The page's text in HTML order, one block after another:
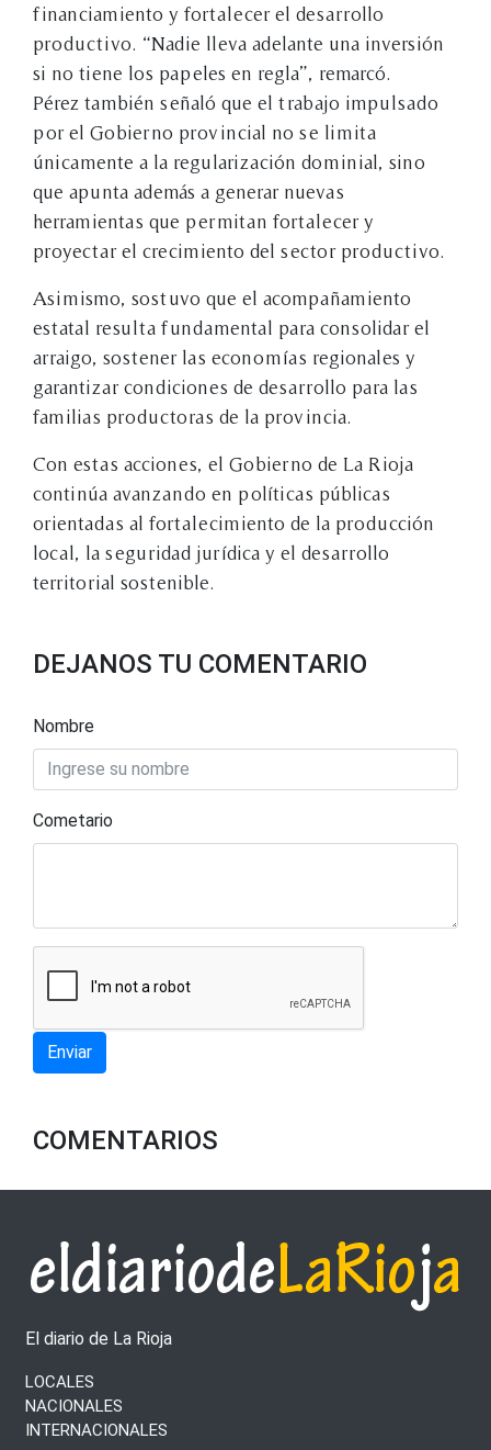
financiamiento y fortalecer el desarrollo
productivo. “Nadie lleva adelante una inversión
si no tiene los papeles en regla”, remarcó.
Pérez también señaló que el trabajo impulsado
por el Gobierno provincial no se limita
únicamente a la regularización dominial, sino
que apunta además a generar nuevas
herramientas que permitan fortalecer y
proyectar el crecimiento del sector productivo.
Asimismo, sostuvo que el acompañamiento
estatal resulta fundamental para consolidar el
arraigo, sostener las economías regionales y
garantizar condiciones de desarrollo para las
familias productoras de la provincia.
Con estas acciones, el Gobierno de La Rioja
continúa avanzando en políticas públicas
orientadas al fortalecimiento de la producción
local, la seguridad jurídica y el desarrollo
territorial sostenible.
DEJANOS TU COMENTARIO
Nombre
Cometario
Enviar
COMENTARIOS
El diario de La Rioja
LOCALES
NACIONALES
INTERNACIONALES